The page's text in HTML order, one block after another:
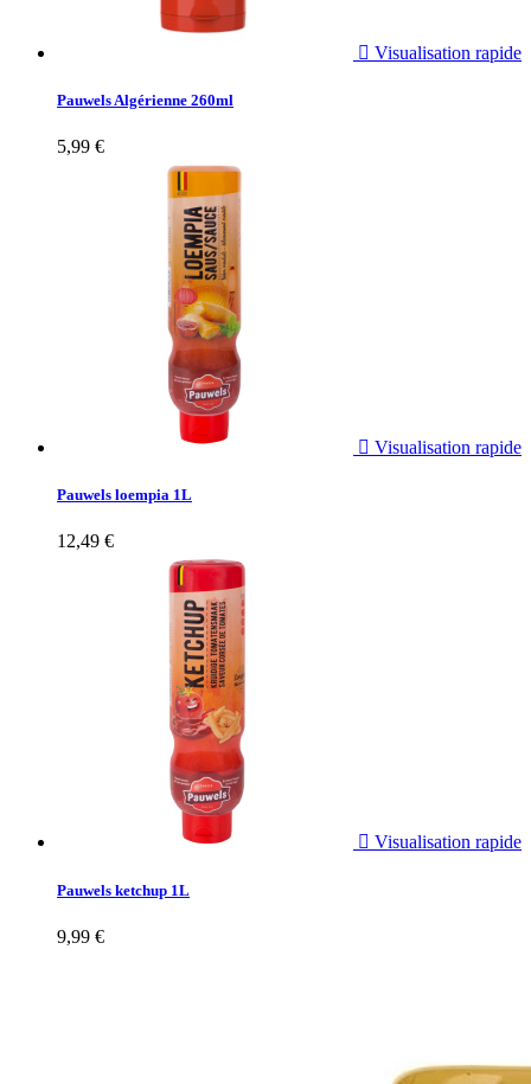
 Visualisation rapide
Pauwels Algérienne 260ml
5,99 €
 Visualisation rapide
Pauwels loempia 1L
12,49 €
 Visualisation rapide
Pauwels ketchup 1L
9,99 €